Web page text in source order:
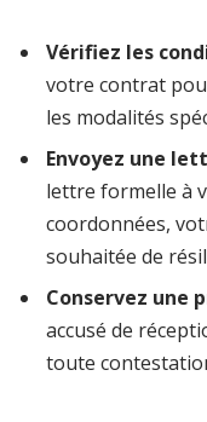
Vérifiez les
votre contrat
les modalités
Envoyez une
lettre formelle à
coordonnées,
souhaitée de
Conservez une
accusé de
toute